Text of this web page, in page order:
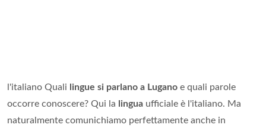
l'italiano Quali lingue si parlano a Lugano e quali parole
occorre conoscere? Qui la
lingua ufficiale è l'italiano. Ma
naturalmente comunichiamo perfettamente anche in